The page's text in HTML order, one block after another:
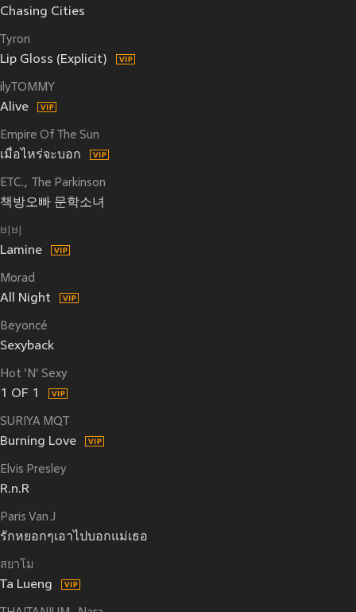
Chasing Cities
Tyron
Lip Gloss (Explicit)
ilyTOMMY
Alive
Empire Of The Sun
เมื่อไหร่จะบอก
ETC. The Parkinson
책방오빠 문학소녀
비비
Lamine
Morad
All Night
Beyoncé
Sexyback
Hot 'N' Sexy
1 OF 1
SURIYA MQT
Burning Love
Elvis Presley
R.n.R
Paris Van J
รักหยอกๆเอาไปบอกแม่เธอ
สยาโม
Ta Lueng